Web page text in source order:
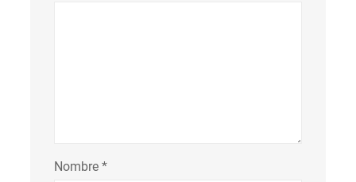
Nombre *